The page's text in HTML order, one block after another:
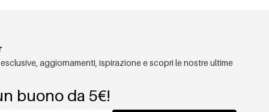
aggiornamenti, ispirazione e scopri le nostre ultime
buono da 5€!